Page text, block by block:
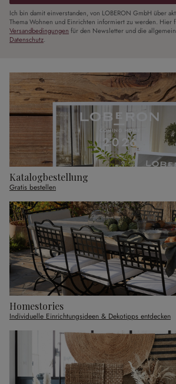
Ich bin damit einverstanden, von LOBERON GmbH über
Thema Wohnen und Einrichten informiert zu werden. Hier
Versandbedingungen für den Newsletter und die
Datenschutz.
Katalogbestellung
Gratis bestellen
Homestories
Individuelle Einrichtungsideen & Dekotipps entdecken